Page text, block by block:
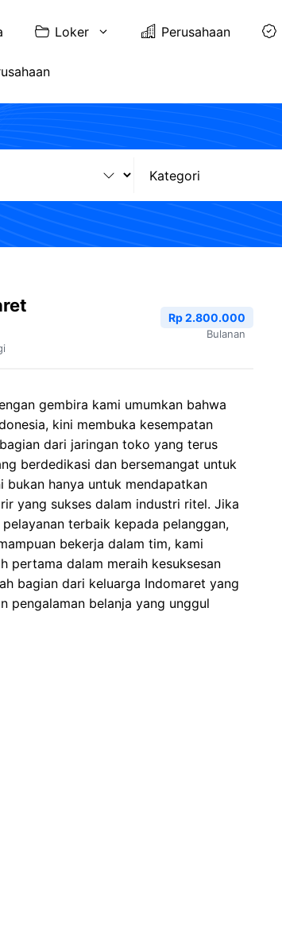
Loker Perusahaan
Rp 2.800.000
Bulanan
gembira kami umumkan bahwa
kini membuka kesempatan
dari jaringan toko yang terus
berdedikasi dan bersemangat untuk
bukan hanya untuk mendapatkan
yang sukses dalam industri ritel. Jika
terbaik kepada pelanggan,
bekerja dalam tim, kami
pertama dalam meraih kesuksesan
bagian dari keluarga Indomaret yang
pengalaman belanja yang unggul